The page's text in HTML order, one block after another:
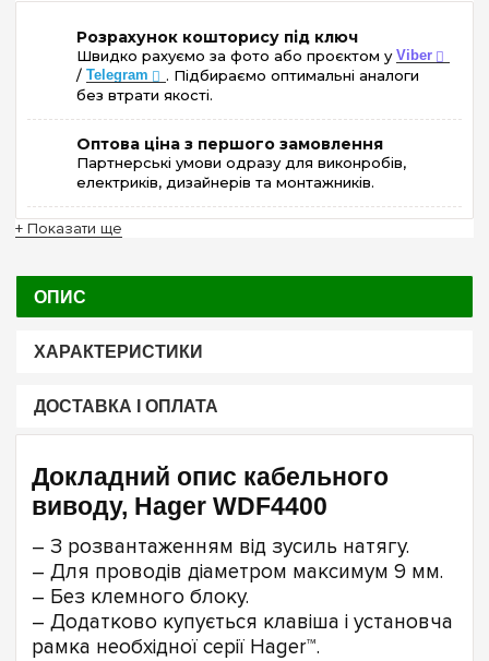
Розрахунок кошторису під ключ
Швидко рахуємо за фото або проєктом у Viber
/ Telegram
. Підбираємо оптимальні аналоги
без втрати якості.
Оптова ціна з першого замовлення
Партнерські умови одразу для виконробів,
електриків, дизайнерів та монтажників.
+ Показати ще
ОПИС
ХАРАКТЕРИСТИКИ
ДОСТАВКА І ОПЛАТА
Докладний опис кабельного
виводу, Hager WDF4400
– З розвантаженням від зусиль натягу.
– Для проводів діаметром максимум 9 мм.
– Без клемного блоку.
– Додатково купується клавіша і установча
рамка необхідної серії Hager™.